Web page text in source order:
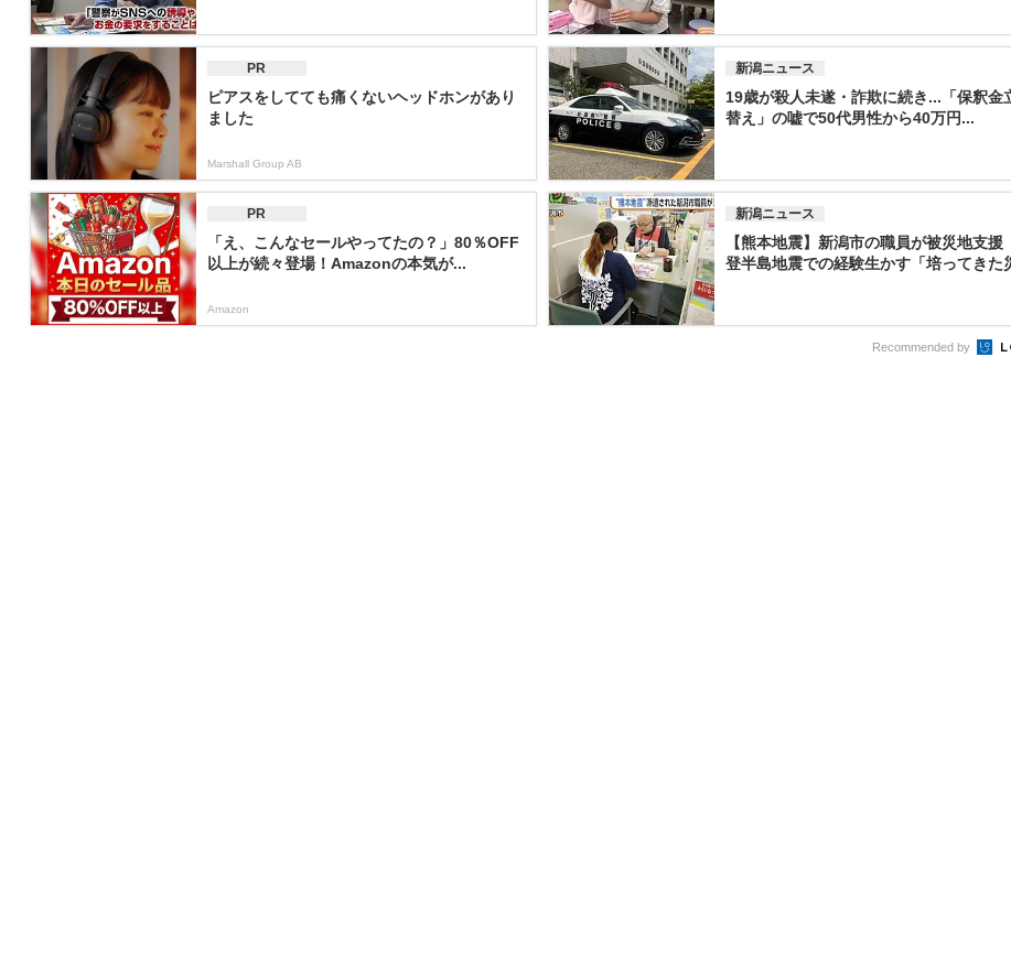
PR
ピアスをしてても痛くないヘッドホンがあり
ました
Marshall Group AB
新潟ニュース
19歳が殺人未遂・詐欺に続き...「保釈金
替え」の嘘で50代男性から40万円...
PR
「え、こんなセールやってたの？」80％OFF
以上が続々登場！Amazonの本気が...
Amazon
新潟ニュース
【熊本地震】新潟市の職員が被災地支
登半島地震での経験生かす「培ってきた
Recommended by